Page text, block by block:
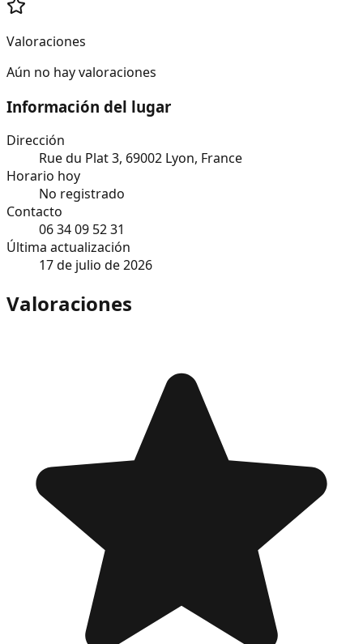
Valoraciones
Aún no hay valoraciones
Información del lugar
Dirección
Rue du Plat 3, 69002 Lyon, France
Horario hoy
No registrado
Contacto
06 34 09 52 31
Última actualización
17 de julio de 2026
Valoraciones